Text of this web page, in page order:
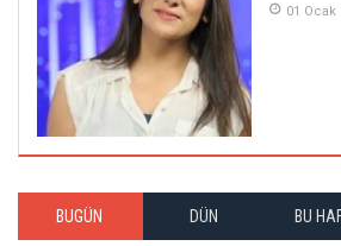
01 Ocak
BUGÜN DÜN BU